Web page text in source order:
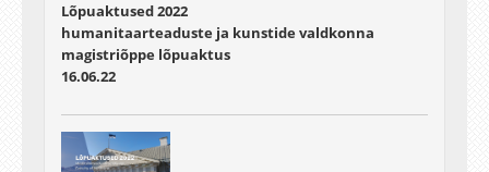
Lõpuaktused 2022
humanitaarteaduste ja kunstide valdkonna
magistriõppe lõpuaktus
16.06.22